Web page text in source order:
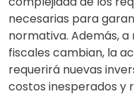
necesarias para
normativa. Además,
fiscales cambian, la
requerirá nuevas
costos inesperados y